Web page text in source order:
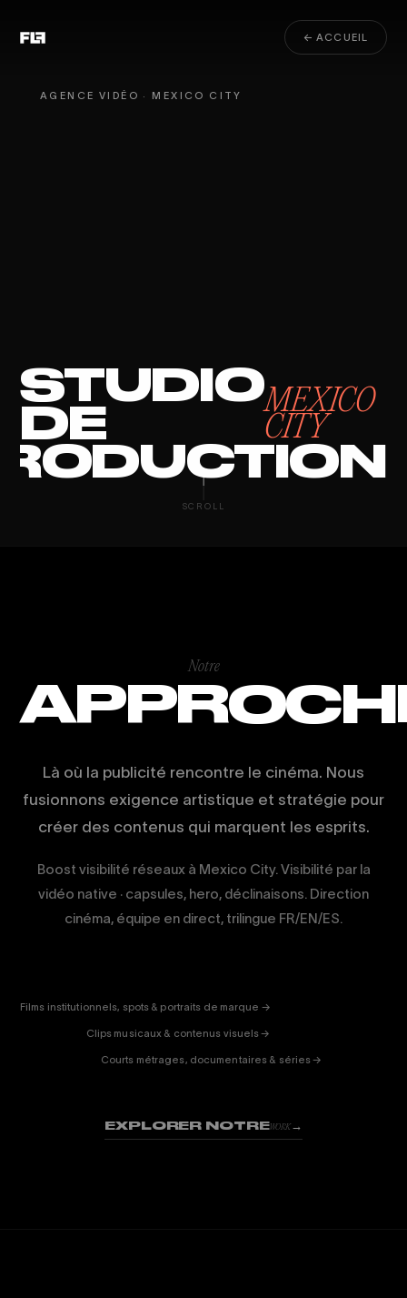
← ACCUEIL
BOOST
AGENCE VIDÉO · MEXICO CITY
STUDIO
DE MEXICO
CITY
SCROLL
Notre
Là où la publicité rencontre le cinéma. Nous
fusionnons exigence artistique et stratégie pour
créer des contenus qui marquent les esprits.
Boost visibilité réseaux à Mexico City. Visibilité par la
vidéo native · capsules, hero, déclinaisons. Direction
cinéma, équipe en direct, trilingue FR/EN/ES.
Films institutionnels, spots & portraits de marque →
Clips musicaux & contenus visuels →
FICTION
& DOC
Courts métrages, documentaires & séries →
EXPLORER NOTREWORK→